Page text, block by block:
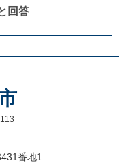
回答
番地1